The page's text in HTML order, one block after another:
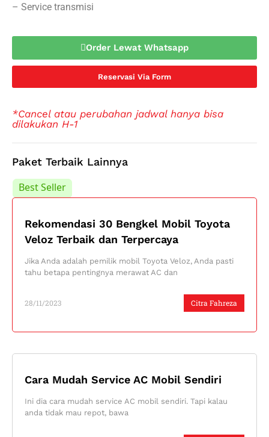
– Service transmisi
Order Lewat Whatsapp
Reservasi Via Form
*Cancel atau perubahan jadwal hanya bisa
dilakukan H-1
Paket Terbaik Lainnya
Best Seller
Rekomendasi 30 Bengkel Mobil Toyota
Veloz Terbaik dan Terpercaya
Citra Fahreza
28/11/2023
Jika Anda adalah pemilik mobil Toyota Veloz, Anda pasti
tahu betapa pentingnya merawat AC dan
Best Seller
Cara Mudah Service AC Mobil Sendiri
Ini dia cara mudah service AC mobil sendiri. Tapi kalau
anda tidak mau repot, bawa